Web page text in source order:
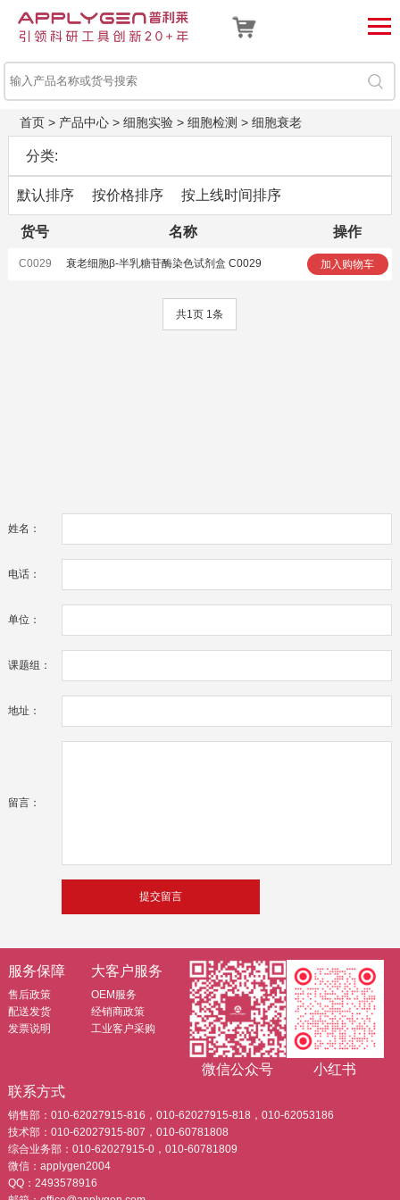
首页> 产品中心> 细胞实验> 细胞检测 > 细胞衰老
分类:
默认排序 按价格排序 按上线时间排序
货号 名称 操作
C0029 衰老细胞β-半乳糖苷酶染色试剂盒 C0029 加入购物车
共1页 1条
姓名：
电话：
单位：
课题组：
地址：
留言：
服务保障
售后政策
配送发货
发票说明
大客户服务
OEM服务
经销商政策
工业客户采购
微信公众号
小红书
联系方式
销售部：010-62027915-816，010-62027915-818，010-62053186
技术部：010-62027915-807，010-60781808
综合业务部：010-62027915-0，010-60781809
微信：applygen2004
QQ：2493578916